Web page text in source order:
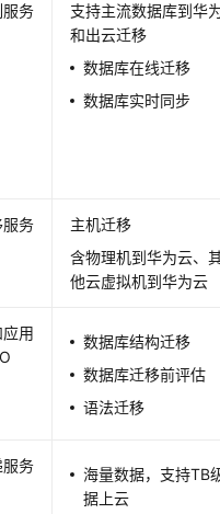
务
支持主流数据库到华
和出云迁移
数据库在线迁移
数据库实时同步
服务
主机迁移
含物理机到华为云、
他云虚拟机到华为云
用
数据库结构迁移
数据库迁移前评估
语法迁移
务
海量数据，支持TB
据上云